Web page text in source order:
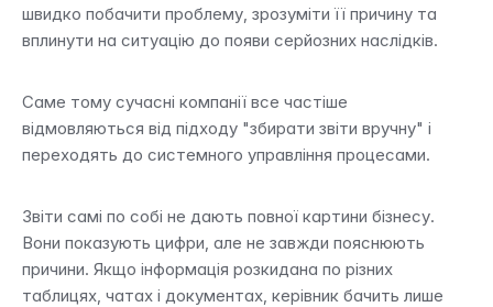
швидко побачити проблему, зрозуміти її причину та
вплинути на ситуацію до появи серйозних наслідків.
Саме тому сучасні компанії все частіше
відмовляються від підходу "збирати звіти вручну" і
переходять до системного управління процесами.
Звіти самі по собі не дають повної картини бізнесу.
Вони показують цифри, але не завжди пояснюють
причини. Якщо інформація розкидана по різних
таблицях, чатах і документах, керівник бачить лише